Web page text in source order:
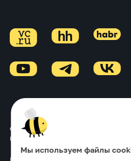
Основной ОКВЭД
Информация об ИТ-деятельности
Мы используем файлы